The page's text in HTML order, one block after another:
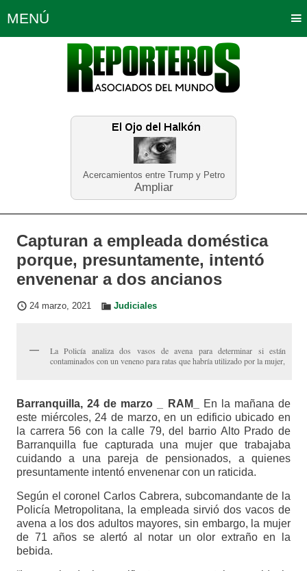
Acercamientos entre Trump y Petro
Ampliar
MENÚ
Política Opinión Bogotá
Planeta Tierra Deportes
Educación Neira
Capturan a empleada doméstica
porque, presuntamente, intentó
envenenar a dos ancianos
24 marzo, 2021 Judiciales
La Policía analiza dos vasos de avena para determinar si están
contaminados con un veneno para ratas que habría utilizado por la mujer,
Barranquilla, 24 de marzo _ RAM_
En la mañana de
este miércoles, 24 de marzo, en un edificio ubicado en
la carrera 56 con la calle 79, del barrio Alto Prado de
Barranquilla fue capturada una mujer que trabajaba
cuidando a una pareja de pensionados, a quienes
presuntamente intentó envenenar con un raticida.
Según el coronel Carlos Cabrera, subcomandante de la
Policía Metropolitana, la empleada sirvió dos vacos de
avena a los dos adultos mayores, sin embargo, la mujer
de 71 años se alertó al notar un olor extraño en la
bebida.